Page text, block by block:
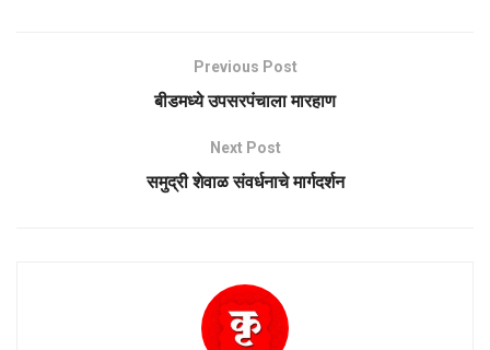
Previous Post
बीडमध्ये उपसरपंचाला मारहाण
Next Post
समुद्री शेवाळ संवर्धनाचे मार्गदर्शन